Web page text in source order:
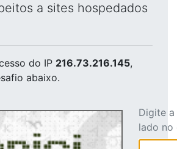
a sites hospedados
do IP 216.73.216.145,
abaixo.
Digite
lado no